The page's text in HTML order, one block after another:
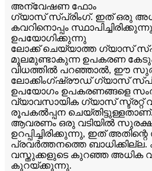
അന്വേഷണ ഫോം
ഗ്യാസ് സ്പ്രിംഗ്. ഇത് ഒരു
കവറിനൊപ്പം
ഉപയോഗിക്കുന്നു
ലോക്ക് ചെയ്യാത്ത ഗ്യാസ്
മൂലമുണ്ടാകുന്ന ഉപകരണ
വിധത്തിൽ പറഞ്ഞാൽ, ഈ
ലോക്കിംഗ്ഷ്രൗഡ് ഗ്യാസ്
ഉപയോഗം ഉപകരണങ്ങളെ
വ്യാവസായിക ഗ്യാസ് സ്ട്രറ്റ്
രൂപകൽപ്പന
ആവരണം ഒരു വടിയിൽ
ഉറപ്പിച്ചിരിക്കുന്നു, ഇത്
പ്രവർത്തനത്തെ ബാധിക്കില്ല.
വസ്തുക്കളുടെ കുറഞ്ഞ അധിക
കുറയ്ക്കുന്നു.